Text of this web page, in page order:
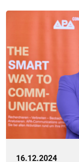
16.12.2024